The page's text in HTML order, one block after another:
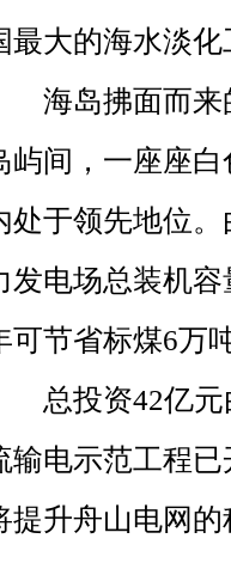
最大的海水淡
海岛拂面而
屿间，一座座
处于领先地位
发电场总装机容
可节省标煤6万
总投资42亿
输电示范工程
提升舟山电网